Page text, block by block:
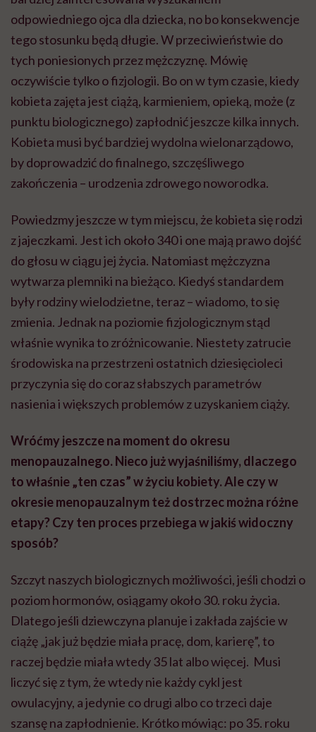
odpowiedniego ojca dla dziecka, no bo konsekwencje
tego stosunku będą długie. W przeciwieństwie do
tych poniesionych przez mężczyznę. Mówię
oczywiście tylko o fizjologii. Bo on w tym czasie, kiedy
kobieta zajęta jest ciążą, karmieniem, opieką, może (z
punktu biologicznego) zapłodnić jeszcze kilka innych.
Kobieta musi być bardziej wydolna wielonarządowo,
by doprowadzić do finalnego, szczęśliwego
zakończenia – urodzenia zdrowego noworodka.
Powiedzmy jeszcze w tym miejscu, że kobieta się rodzi
z jajeczkami. Jest ich około 340 i one mają prawo dojść
do głosu w ciągu jej życia. Natomiast mężczyzna
wytwarza plemniki na bieżąco. Kiedyś standardem
były rodziny wielodzietne, teraz – wiadomo, to się
zmienia. Jednak na poziomie fizjologicznym stąd
właśnie wynika to zróżnicowanie. Niestety zatrucie
środowiska na przestrzeni ostatnich dziesięcioleci
przyczynia się do coraz słabszych parametrów
nasienia i większych problemów z uzyskaniem ciąży.
Wróćmy jeszcze na moment do okresu
menopauzalnego. Nieco już wyjaśniliśmy, dlaczego
to właśnie „ten czas” w życiu kobiety. Ale czy w
okresie menopauzalnym też dostrzec można różne
etapy? Czy ten proces przebiega w jakiś widoczny
sposób?
Szczyt naszych biologicznych możliwości, jeśli chodzi o
poziom hormonów, osiągamy około 30. roku życia.
Dlatego jeśli dziewczyna planuje i zakłada zajście w
ciążę „jak już będzie miała pracę, dom, karierę”, to
raczej będzie miała wtedy 35 lat albo więcej. Musi
liczyć się z tym, że wtedy nie każdy cykl jest
owulacyjny, a jedynie co drugi albo co trzeci daje
szansę na zapłodnienie. Krótko mówiąc: po 35. roku